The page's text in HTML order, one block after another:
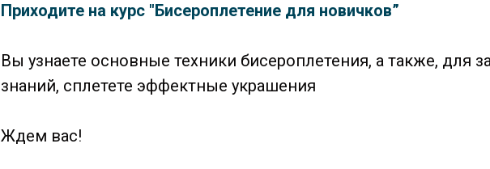
Приходите на курс "Бисероплетение для новичков”
Вы узнаете основные техники бисероплетения, а также, для
знаний, сплетете эффектные украшения
Ждем вас!